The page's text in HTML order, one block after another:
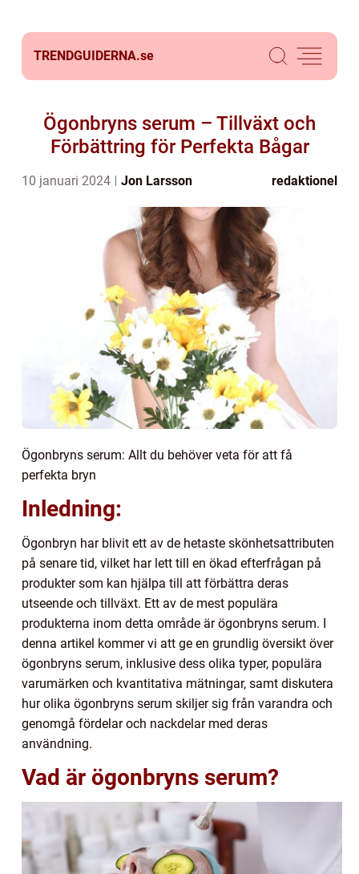
TRENDGUIDERNA.se
Ögonbryns serum – Tillväxt och
Förbättring för Perfekta Bågar
10 januari 2024 Jon Larsson redaktionel
Ögonbryns serum: Allt du behöver veta för att få
perfekta bryn
Inledning:
Ögonbryn har blivit ett av de hetaste skönhetsattributen
på senare tid, vilket har lett till en ökad efterfrågan på
produkter som kan hjälpa till att förbättra deras
utseende och tillväxt. Ett av de mest populära
produkterna inom detta område är ögonbryns serum. I
denna artikel kommer vi att ge en grundlig översikt över
ögonbryns serum, inklusive dess olika typer, populära
varumärken och kvantitativa mätningar, samt diskutera
hur olika ögonbryns serum skiljer sig från varandra och
genomgå fördelar och nackdelar med deras
användning.
Vad är ögonbryns serum?